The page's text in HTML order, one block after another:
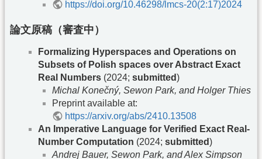
https://doi.org/10.46298/lmcs-20(2:17)2024
論文原稿（審査中）
Formalizing Hyperspaces and Operations on
Subsets of Polish spaces over Abstract Exact
Real Numbers (2024; submitted)
Michal Konečný, Sewon Park, and Holger Thies
Preprint available at:
https://arxiv.org/abs/2410.13508
An Imperative Language for Verified Exact Real-
Number Computation (2024; submitted)
Andrej Bauer, Sewon Park, and Alex Simpson